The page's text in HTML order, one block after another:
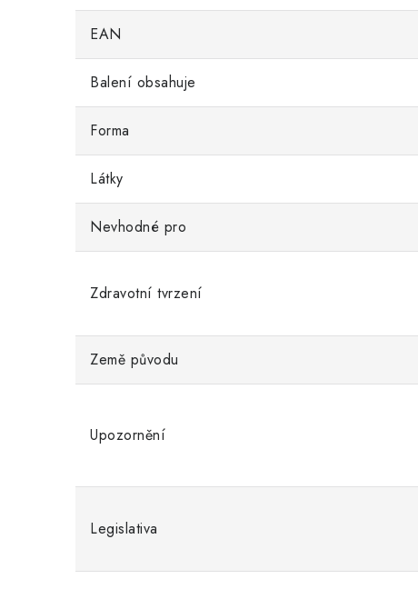
EAN
Balení obsahuje
Forma
Látky
Nevhodné pro
Zdravotní tvrzení
Země původu
Upozornění
Legislativa